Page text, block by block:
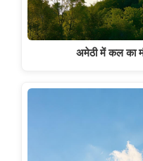
अमेठी में कल का